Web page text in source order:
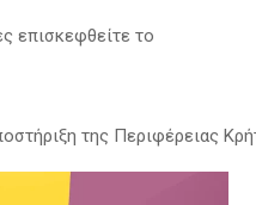
επισκεφθείτε το
της Περιφέρειας